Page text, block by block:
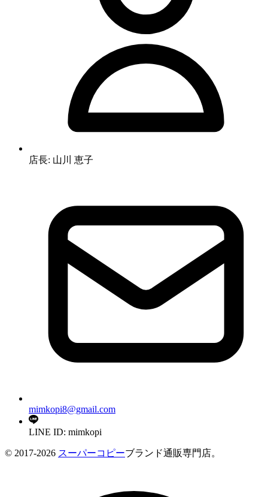
店長: 山川 恵子
mimkopi8@gmail.com
LINE ID: mimkopi
© 2017-2026 スーパーコピーブランド通販専門店。